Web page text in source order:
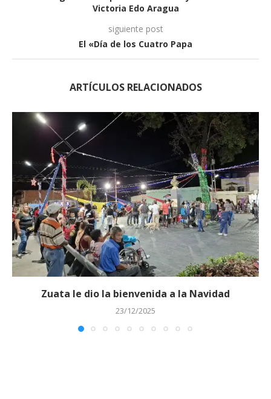
Victoria Edo Aragua
siguiente post
El «Día de los Cuatro Papa
ARTÍCULOS RELACIONADOS
Zuata le dio la bienvenida a la Navidad
23/12/2025